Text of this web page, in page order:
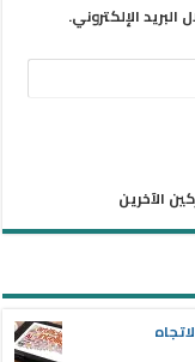
الإلكتروني.